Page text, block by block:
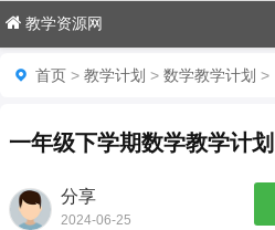
教学资源网
首页 > 教学计划 > 数学教学计划 >
一年级下学期数学教学计划
分享
2024-06-25